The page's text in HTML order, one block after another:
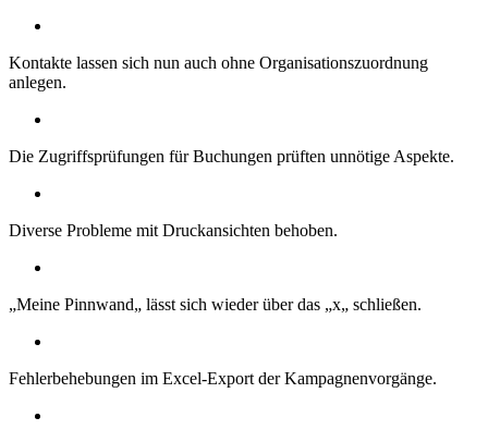
Kontakte lassen sich nun auch ohne Organisationszuordnung
anlegen.
Die Zugriffsprüfungen für Buchungen prüften unnötige Aspekte.
Diverse Probleme mit Druckansichten behoben.
„Meine Pinnwand„ lässt sich wieder über das „x„ schließen.
Fehlerbehebungen im Excel-Export der Kampagnenvorgänge.